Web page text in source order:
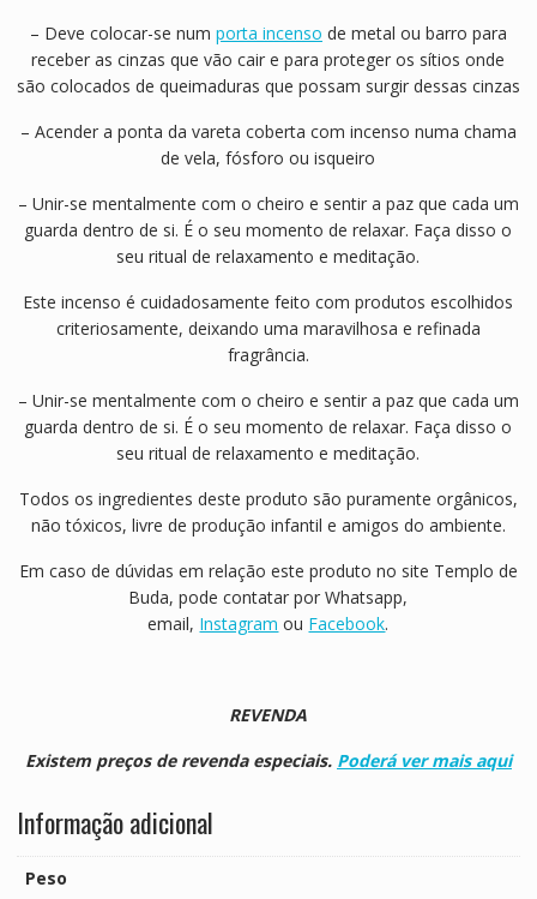
– Deve colocar-se num porta incenso de metal ou barro para
receber as cinzas que vão cair e para proteger os sítios onde
são colocados de queimaduras que possam surgir dessas cinzas
– Acender a ponta da vareta coberta com incenso numa chama
de vela, fósforo ou isqueiro
– Unir-se mentalmente com o cheiro e sentir a paz que cada um
guarda dentro de si. É o seu momento de relaxar. Faça disso o
seu ritual de relaxamento e meditação.
Este incenso é cuidadosamente feito com produtos escolhidos
criteriosamente, deixando uma maravilhosa e refinada
fragrância.
– Unir-se mentalmente com o cheiro e sentir a paz que cada um
guarda dentro de si. É o seu momento de relaxar. Faça disso o
seu ritual de relaxamento e meditação.
Todos os ingredientes deste produto são puramente orgânicos,
não tóxicos, livre de produção infantil e amigos do ambiente.
Em caso de dúvidas em relação este produto no site Templo de
Buda, pode contatar por Whatsapp,
email, Instagram ou Facebook.
REVENDA
Existem preços de revenda especiais. Poderá ver mais aqui
Informação adicional
Peso